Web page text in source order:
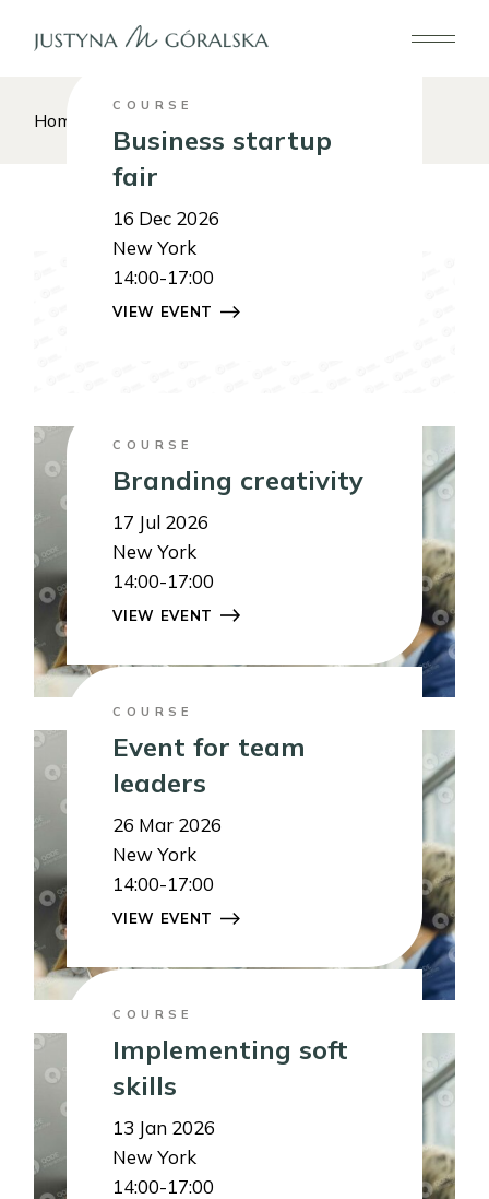
Home
COURSE
Business startup
fair
16 Dec 2026
New York
14:00-17:00
VIEW EVENT
COURSE
Branding creativity
17 Jul 2026
New York
14:00-17:00
VIEW EVENT
COURSE
Event for team
leaders
26 Mar 2026
New York
14:00-17:00
VIEW EVENT
COURSE
Implementing soft
skills
13 Jan 2026
New York
14:00-17:00